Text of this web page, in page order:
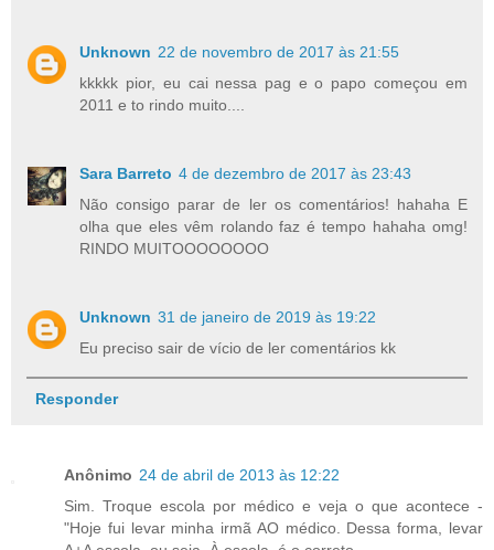
Unknown 22 de novembro de 2017 às 21:55
kkkkk pior, eu cai nessa pag e o papo começou em
2011 e to rindo muito....
Sara Barreto 4 de dezembro de 2017 às 23:43
Não consigo parar de ler os comentários! hahaha E
olha que eles vêm rolando faz é tempo hahaha omg!
RINDO MUITOOOOOOOO
Unknown 31 de janeiro de 2019 às 19:22
Eu preciso sair de vício de ler comentários kk
Responder
Anônimo 24 de abril de 2013 às 12:22
Sim. Troque escola por médico e veja o que acontece -
"Hoje fui levar minha irmã AO médico. Dessa forma, levar